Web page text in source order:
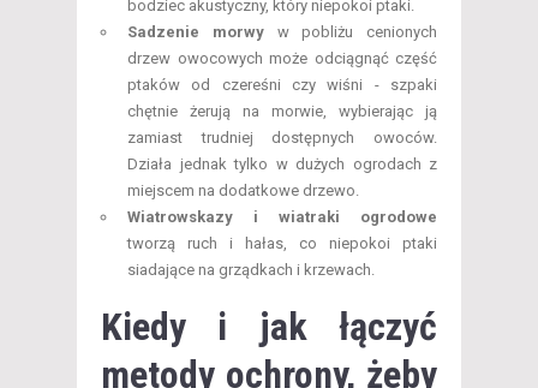
bodziec akustyczny, który niepokoi ptaki.
Sadzenie morwyw pobliżu cenionych
drzew owocowych może odciągnąć część
ptaków od czereśni czy wiśni - szpaki
chętnie żerują na morwie, wybierając ją
zamiast trudniej dostępnych owoców.
Działa jednak tylko w dużych ogrodach z
miejscem na dodatkowe drzewo.
Wiatrowskazy i wiatraki ogrodowe
tworzą ruch i hałas, co niepokoi ptaki
siadające na grządkach i krzewach.
Kiedy i jak łączyć
metody ochrony, żeby